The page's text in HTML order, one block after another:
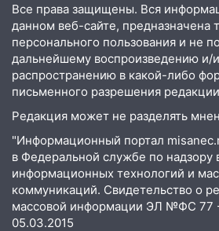
августа
13:00 На проспекте
Ульяновске образовалось
12:57 В Ульяновской
крупный град
12:11
Где есть бензин в
августа: список АЗС
11:55 Соцсети: светофор
машину во время
Ульяновске
Все права защищены. Вся
данном веб-сайте, предназначена
персонального пользования и не
дальнейшему воспроизведению и/
распространению в какой-либо
письменного разрешения
Редакция может не разделять
"Информационный портал
в Федеральной службе по надзору
информационных технологий и
коммуникаций. Свидетельство о
массовой информации ЭЛ №ФС 77
05.03.2015